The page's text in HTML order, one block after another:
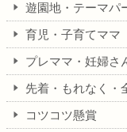
遊園地・テーマパ
育児・子育てママ
プレママ・妊婦さ
先着・もれなく・
コツコツ懸賞